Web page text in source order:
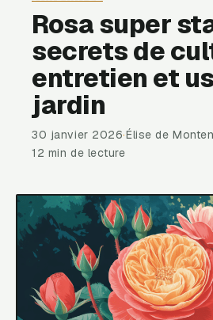
Rosa super
secrets de
entretien et
jardin
30 janvier 2026·Élise de
12 min de lecture